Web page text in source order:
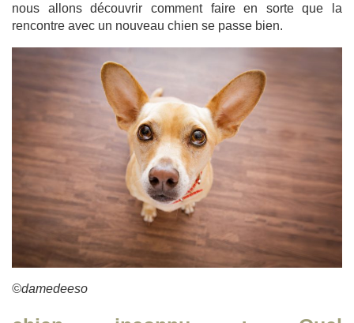
nous allons découvrir comment faire en sorte que la
rencontre avec un nouveau chien se passe bien.
©damedeeso